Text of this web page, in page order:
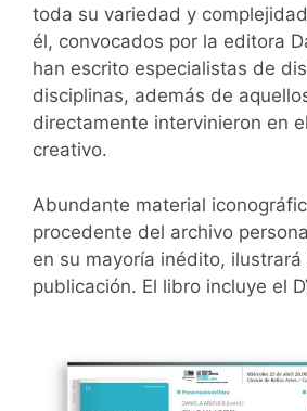
toda su variedad y
él, convocados por la editora
han escrito especialistas de
disciplinas, además de
directamente intervinieron en
creativo.
Abundante material
procedente del archivo
en su mayoría inédito, ilustrará
publicación. El libro incluye el